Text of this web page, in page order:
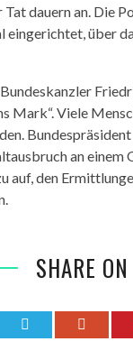
dauern an. Die
über
Mark“. Viele
an einem
den
SHARE ON